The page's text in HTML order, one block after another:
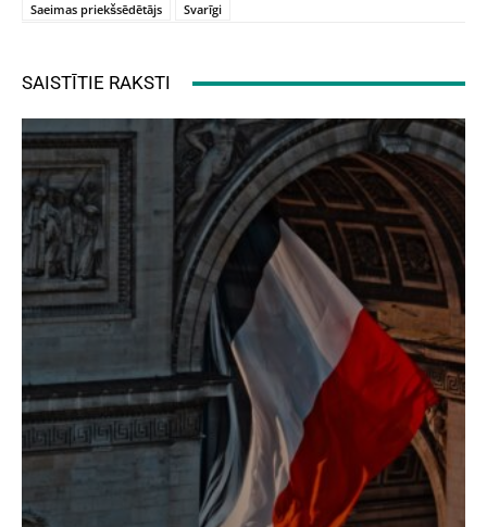
Saeimas priekšsēdētājs
Svarīgi
SAISTĪTIE RAKSTI